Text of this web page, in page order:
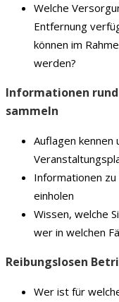
Welche
Entfernung
können im
werden?
Informationen
sammeln
Auflagen kennen
Informationen
einholen
Wissen, welche
wer in welchen
Reibungslosen
Wer ist für